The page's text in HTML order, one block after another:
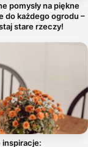
pomysły na piękne
do każdego ogrodu –
stare rzeczy!
inspiracje: